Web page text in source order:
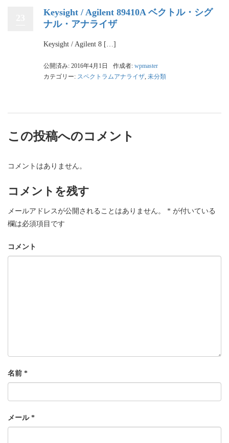
Keysight / Agilent 89410A ベクトル・シグ
ナル・アナライザ
Keysight / Agilent 8 […]
公開済み: 2016年4月1日 作成者: wpmaster
カテゴリー: スペクトラムアナライザ, 未分類
この投稿へのコメント
コメントはありません。
コメントを残す
メールアドレスが公開されることはありません。 * が付いている
欄は必須項目です
コメント
名前 *
メール *